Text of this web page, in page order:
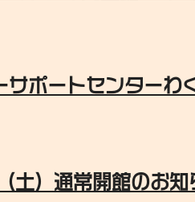
サポートセンター
土）通常開館のお知